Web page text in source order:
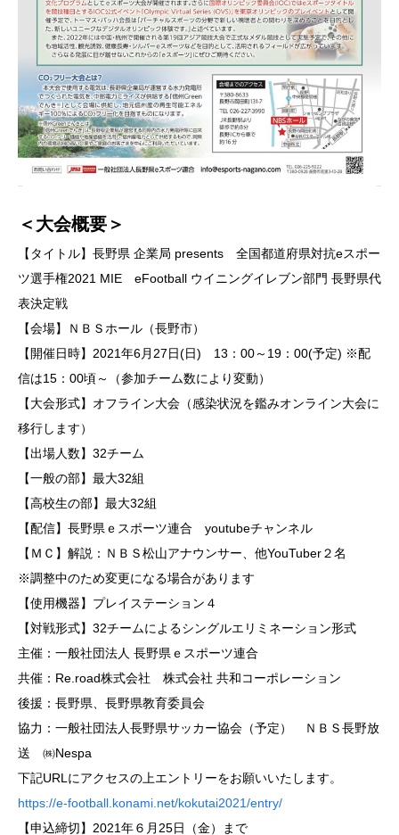
＜大会概要＞
【タイトル】長野県 企業局 presents 全国都道府県対抗eスポー
ツ選手権2021 MIE eFootball ウイニングイレブン部門 長野県代
表決定戦
【会場】ＮＢＳホール（長野市）
【開催日時】2021年6月27日(日) 13：00～19：00(予定) ※配
信は15：00頃～（参加チーム数により変動）
【大会形式】オフライン大会（感染状況を鑑みオンライン大会に
移行します）
【出場人数】32チーム
【一般の部】最大32組
【高校生の部】最大32組
【配信】長野県ｅスポーツ連合 youtubeチャンネル
【ＭＣ】解説：ＮＢＳ松山アナウンサー、他YouTuber２名
※調整中のため変更になる場合があります
【使用機器】プレイステーション４
【対戦形式】32チームによるシングルエリミネーション形式
主催：一般社団法人 長野県ｅスポーツ連合
共催：Re.road株式会社 株式会社 共和コーポレーション
後援：長野県、長野県教育委員会
協力：一般社団法人長野県サッカー協会（予定） ＮＢＳ長野放
送 ㈱Nespa
下記URLにアクセスの上エントリーをお願いいたします。
https://e-football.konami.net/kokutai2021/entry/
【申込締切】2021年６月25日（金）まで